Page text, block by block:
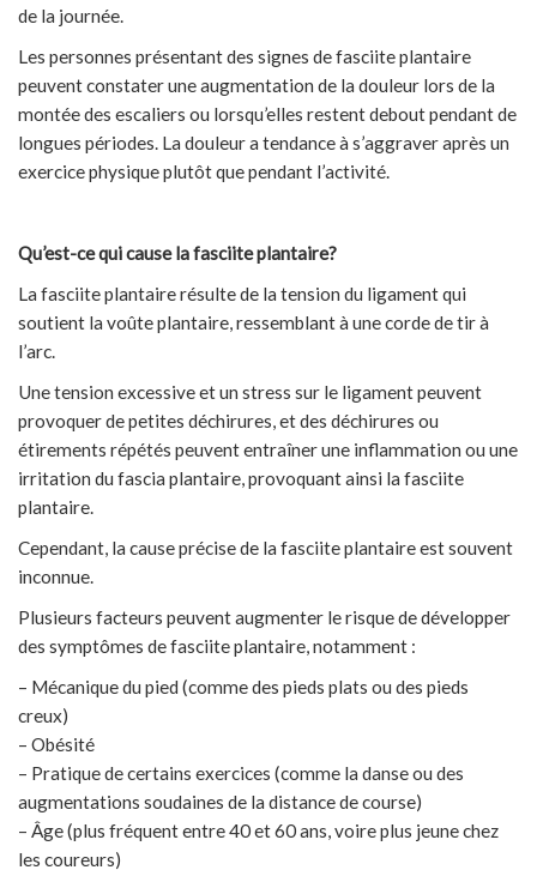
de la journée.
Les personnes présentant des signes de fasciite plantaire
peuvent constater une augmentation de la douleur lors de la
montée des escaliers ou lorsqu’elles restent debout pendant de
longues périodes. La douleur a tendance à s’aggraver après un
exercice physique plutôt que pendant l’activité.
Qu’est-ce qui cause la fasciite plantaire?
La fasciite plantaire résulte de la tension du ligament qui
soutient la voûte plantaire, ressemblant à une corde de tir à
l’arc.
Une tension excessive et un stress sur le ligament peuvent
provoquer de petites déchirures, et des déchirures ou
étirements répétés peuvent entraîner une inflammation ou une
irritation du fascia plantaire, provoquant ainsi la fasciite
plantaire.
Cependant, la cause précise de la fasciite plantaire est souvent
inconnue.
Plusieurs facteurs peuvent augmenter le risque de développer
des symptômes de fasciite plantaire, notamment :
– Mécanique du pied (comme des pieds plats ou des pieds
creux)
– Obésité
– Pratique de certains exercices (comme la danse ou des
augmentations soudaines de la distance de course)
– Âge (plus fréquent entre 40 et 60 ans, voire plus jeune chez
les coureurs)